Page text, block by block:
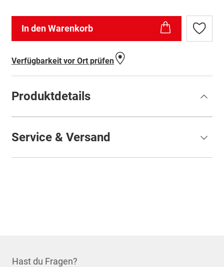
In den Warenkorb
Zur
Verfügbarkeit vor Ort prüfen
Produktdetails
Service & Versand
Hast du Fragen?